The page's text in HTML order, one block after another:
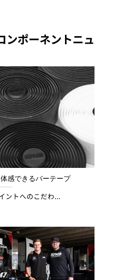
ンポーネントニュ
体感できるバーテープ
ントへのこだわ...